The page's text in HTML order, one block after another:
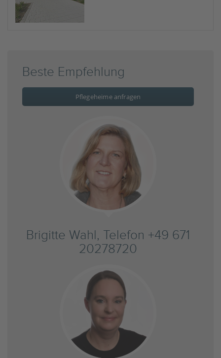
Beste Empfehlung
Pflegeheime anfragen
Brigitte Wahl, Telefon +49 671
20278720